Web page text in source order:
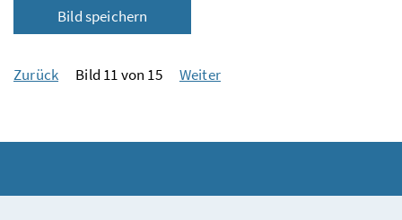
Bild speichern
Zurück Bild 11 von 15 Weiter